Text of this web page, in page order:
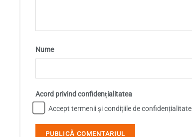
Nume
Acord privind confidențialitatea
Accept termenii și condițiile de confidențialitate